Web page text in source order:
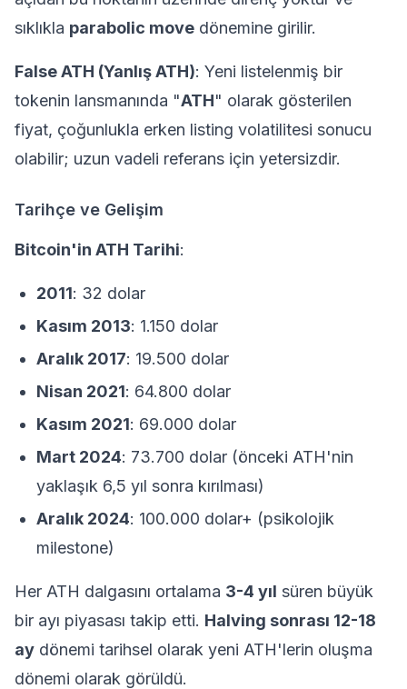
sıklıkla parabolic move dönemine girilir.
False ATH (Yanlış ATH): Yeni listelenmiş bir
tokenin lansmanında "ATH" olarak gösterilen
fiyat, çoğunlukla erken listing volatilitesi sonucu
olabilir; uzun vadeli referans için yetersizdir.
Tarihçe ve Gelişim
Bitcoin'in ATH Tarihi:
2011: 32 dolar
Kasım 2013: 1.150 dolar
Aralık 2017: 19.500 dolar
Nisan 2021: 64.800 dolar
Kasım 2021: 69.000 dolar
Mart 2024: 73.700 dolar (önceki ATH'nin
yaklaşık 6,5 yıl sonra kırılması)
Aralık 2024: 100.000 dolar+ (psikolojik
milestone)
Her ATH dalgasını ortalama 3-4 yıl süren büyük
bir ayı piyasası takip etti. Halving sonrası 12-18
ay dönemi tarihsel olarak yeni ATH'lerin oluşma
dönemi olarak görüldü.